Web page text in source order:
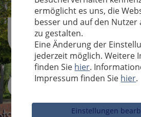
Sucheingabe
ermöglicht es uns, die
besser und auf den
zu gestalten.
Eine Änderung der
jederzeit möglich. Weitere
finden Sie hier.
Impressum finden Sie hier.
Einstellungen